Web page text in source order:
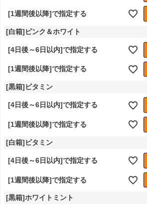
[1週間後以降]で指定する
[白箱]ピンク＆ホワイト
[4日後～6日以内]で指定する
[1週間後以降]で指定する
[黒箱]ビタミン
[4日後～6日以内]で指定する
[1週間後以降]で指定する
[白箱]ビタミン
[4日後～6日以内]で指定する
[1週間後以降]で指定する
[黒箱]ホワイトミント